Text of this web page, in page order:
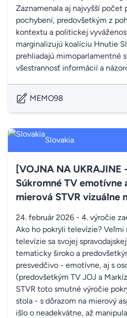
Zaznamenala aj najvyšší počet
pochybení, predovšetkým z
kontextu a politickej
marginalizujú koalíciu Hnutie
prehliadajú mimoparlamentné
všestrannosť informácií a
MEMO98
Slovakia
[VOJNA NA UKRAJINE
Súkromné TV emotívne
mierová STVR vizuálne
24. február 2026 - 4. výročie
Ako ho pokryli televízie? Veľmi
televízie sa svojej
tematicky široko a
presvedčivo - emotívne, aj s
(predovšetkým TV JOJ a
STVR toto smutné výročie
stola - s dôrazom na mierový
išlo o neadekvátne, až